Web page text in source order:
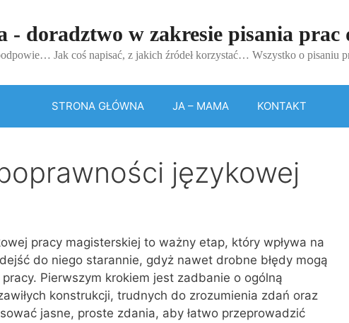
- doradztwo w zakresie pisania
Jak coś napisać, z jakich źródeł korzystać… Wszystko o pisaniu
STRONA GŁÓWNA JA – MAMA KONTAKT
językowej
pracy magisterskiej to ważny etap, który wpływa na
do niego starannie, gdyż nawet drobne błędy mogą
Pierwszym krokiem jest zadbanie o ogólną
konstrukcji, trudnych do zrozumienia zdań oraz
jasne, proste zdania, aby łatwo przeprowadzić